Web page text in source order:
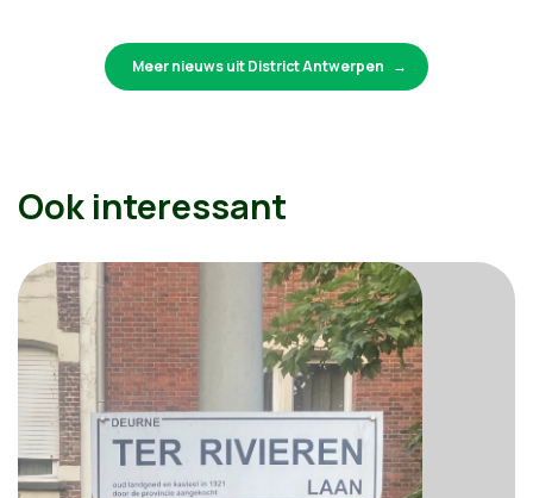
Meer nieuws uit District Antwerpen
Ook interessant